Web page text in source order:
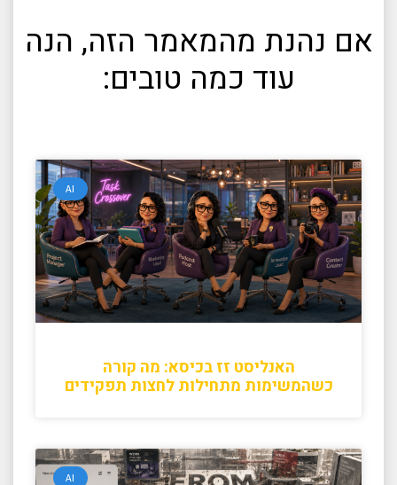
אם נהנת מהמאמר הזה, הנה
עוד כמה טובים:
AI
האנליסט זז בכיסא: מה קורה
כשהמשימות מתחילות לחצות תפקידים
AI